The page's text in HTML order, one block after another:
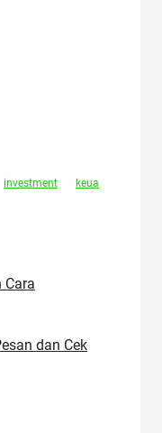
investment
keua
Cara
dan Cek